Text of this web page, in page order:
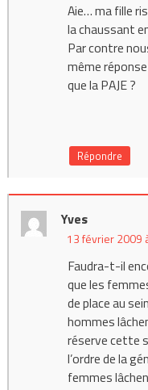
Aie… ma fille
la chaussant
Par contre
même
que la PAJE ?
Répondre
Yves
13 février 2009
Faudra-t-il
que les
de place au
hommes
réserve cette
l’ordre de la
femmes